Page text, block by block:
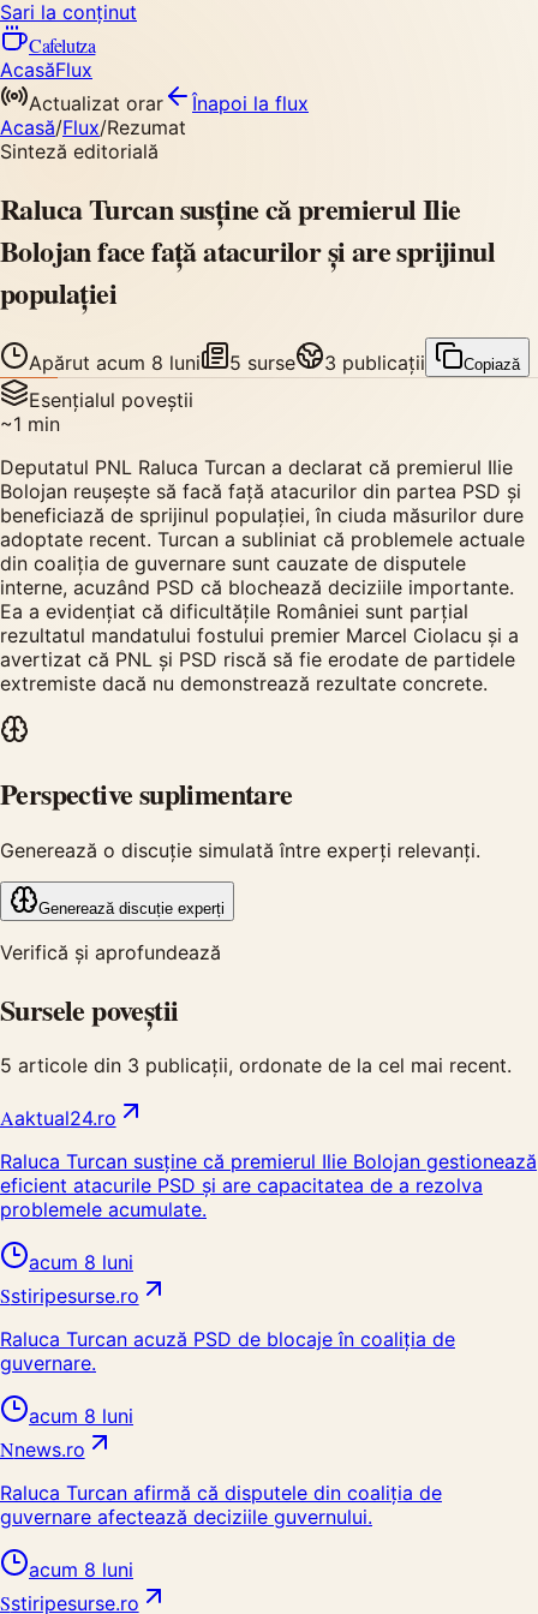
Sari la conținut
Cafelutza
AcasăFlux
Actualizat orar
Înapoi la flux
Acasă/Flux/Rezumat
Sinteză editorială
Raluca Turcan susține că premierul Ilie
Bolojan face față atacurilor și are sprijinul
populației
Apărut acum 8 luni 5 surse 3 publicații Copiază
Esențialul poveștii
~1 min
Deputatul PNL Raluca Turcan a declarat că premierul Ilie
Bolojan reușește să facă față atacurilor din partea PSD și
beneficiază de sprijinul populației, în ciuda măsurilor dure
adoptate recent. Turcan a subliniat că problemele actuale
din coaliția de guvernare sunt cauzate de disputele
interne, acuzând PSD că blochează deciziile importante.
Ea a evidențiat că dificultățile României sunt parțial
rezultatul mandatului fostului premier Marcel Ciolacu și a
avertizat că PNL și PSD riscă să fie erodate de partidele
extremiste dacă nu demonstrează rezultate concrete.
Perspective suplimentare
Generează o discuție simulată între experți relevanți.
Generează discuție experți
Verifică și aprofundează
Sursele poveștii
5 articole din 3 publicații, ordonate de la cel mai recent.
Aaktual24.ro
Raluca Turcan susține că premierul Ilie Bolojan gestionează
eficient atacurile PSD și are capacitatea de a rezolva
problemele acumulate.
acum 8 luni
Sstiripesurse.ro
Raluca Turcan acuză PSD de blocaje în coaliția de
guvernare.
acum 8 luni
Nnews.ro
Raluca Turcan afirmă că disputele din coaliția de
guvernare afectează deciziile guvernului.
acum 8 luni
Sstiripesurse.ro